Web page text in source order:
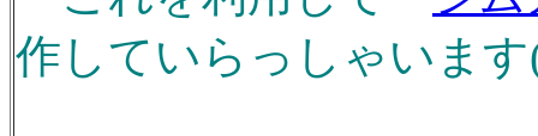
作していらっしゃいま